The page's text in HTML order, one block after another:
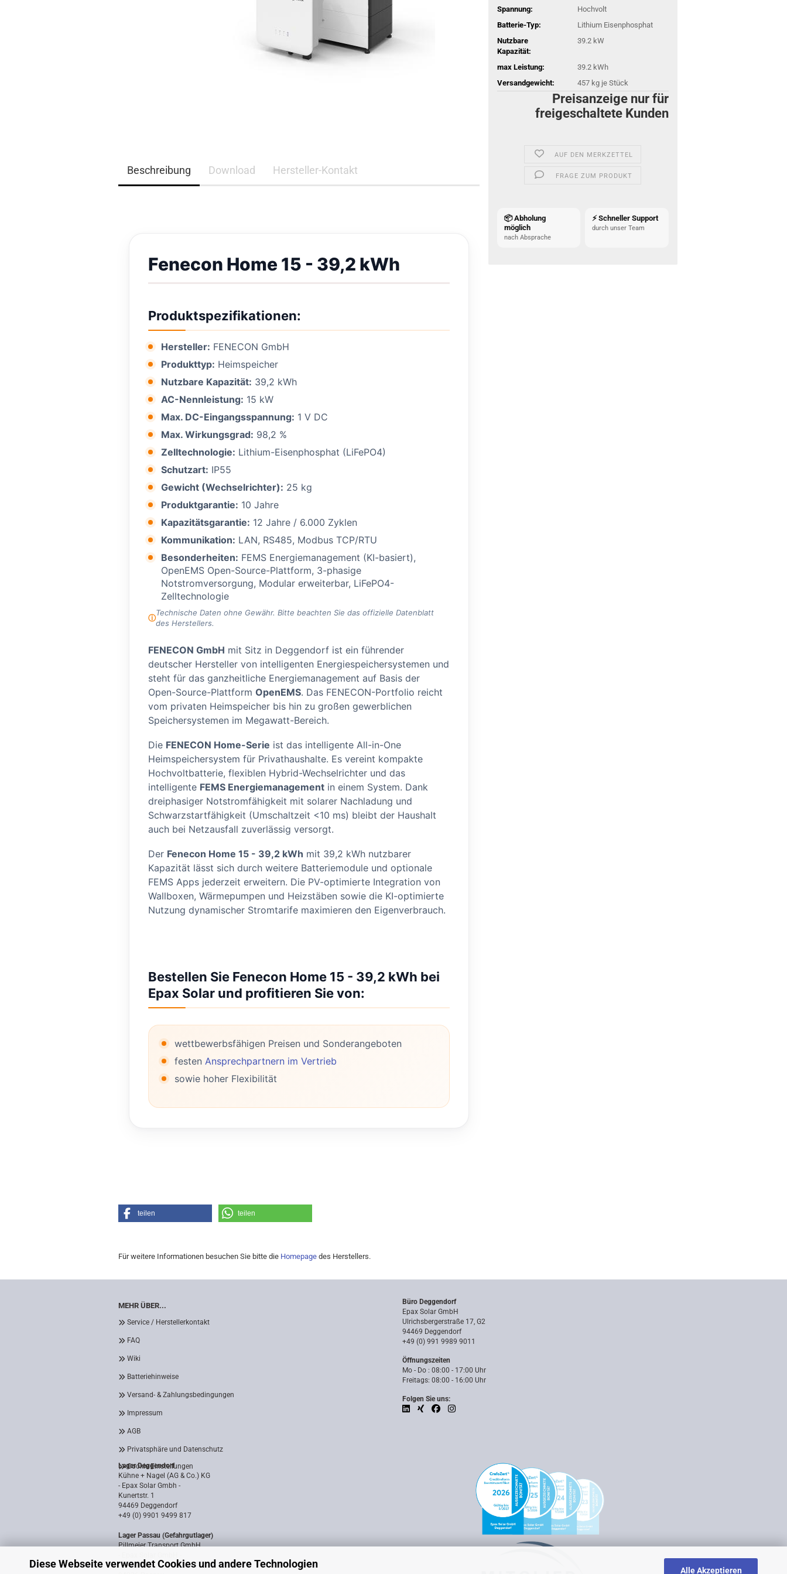
Diese Webseite verwendet Cookies und andere Technologien
Alle Akzeptieren
Spannung:
Hochvolt
Batterie-Typ:
Lithium Eisenphosphat
Nutzbare
Kapazität:
39.2 kW
max Leistung:
39.2 kWh
Versandgewicht:
457kg je Stück
Preisanzeige nur für
freigeschaltete Kunden
AUF DEN MERKZETTEL
FRAGE ZUM PRODUKT
📦 Abholung
möglich
nach Absprache
⚡ Schneller Support
durch unser Team
Beschreibung Download Hersteller-Kontakt
Fenecon Home 15 - 39,2 kWh
Produktspezifikationen:
Hersteller: FENECON GmbH
Produkttyp: Heimspeicher
Nutzbare Kapazität: 39,2 kWh
AC-Nennleistung: 15 kW
Max. DC-Eingangsspannung: 1 V DC
Max. Wirkungsgrad: 98,2 %
Zelltechnologie: Lithium-Eisenphosphat (LiFePO4)
Schutzart: IP55
Gewicht (Wechselrichter): 25 kg
Produktgarantie: 10 Jahre
Kapazitätsgarantie: 12 Jahre / 6.000 Zyklen
Kommunikation: LAN, RS485, Modbus TCP/RTU
Besonderheiten: FEMS Energiemanagement (KI-basiert),
OpenEMS Open-Source-Plattform, 3-phasige
Notstromversorgung, Modular erweiterbar, LiFePO4-
Zelltechnologie
Technische Daten ohne Gewähr. Bitte beachten Sie das offizielle Datenblatt
des Herstellers.
FENECON GmbH mit Sitz in Deggendorf ist ein führender
deutscher Hersteller von intelligenten Energiespeichersystemen und
steht für das ganzheitliche Energiemanagement auf Basis der
Open-Source-Plattform OpenEMS. Das FENECON-Portfolio reicht
vom privaten Heimspeicher bis hin zu großen gewerblichen
Speichersystemen im Megawatt-Bereich.
Die FENECON Home-Serie ist das intelligente All-in-One
Heimspeichersystem für Privathaushalte. Es vereint kompakte
Hochvoltbatterie, flexiblen Hybrid-Wechselrichter und das
intelligente FEMS Energiemanagement in einem System. Dank
dreiphasiger Notstromfähigkeit mit solarer Nachladung und
Schwarzstartfähigkeit (Umschaltzeit <10 ms) bleibt der Haushalt
auch bei Netzausfall zuverlässig versorgt.
Der Fenecon Home 15 - 39,2 kWh mit 39,2 kWh nutzbarer
Kapazität lässt sich durch weitere Batteriemodule und optionale
FEMS Apps jederzeit erweitern. Die PV-optimierte Integration von
Wallboxen, Wärmepumpen und Heizstäben sowie die KI-optimierte
Nutzung dynamischer Stromtarife maximieren den Eigenverbrauch.
Bestellen Sie Fenecon Home 15 - 39,2 kWh bei
Epax Solar und profitieren Sie von:
wettbewerbsfähigen Preisen und Sonderangeboten
festen Ansprechpartnern im Vertrieb
sowie hoher Flexibilität
teilen teilen
Für weitere Informationen besuchen Sie bitte die Homepage des Herstellers.
MEHR ÜBER...
Service / Herstellerkontakt
FAQ
Wiki
Batteriehinweise
Versand- & Zahlungsbedingungen
Impressum
AGB
Privatsphäre und Datenschutz
Cookie Einstellungen
Büro Deggendorf
Epax Solar GmbH
Ulrichsbergerstraße 17, G2
94469 Deggendorf
+49 (0) 991 9989 9011
Öffnungszeiten
Mo - Do : 08:00 - 17:00 Uhr
Freitags: 08:00 - 16:00 Uhr
Folgen Sie uns:
Lager Deggendorf
Kühne + Nagel (AG & Co.) KG
- Epax Solar Gmbh -
Kunertstr. 1
94469 Deggendorf
+49 (0) 9901 9499 817
Lager Passau (Gefahrgutlager)
Pillmeier Transport GmbH
Industriestraße 14a